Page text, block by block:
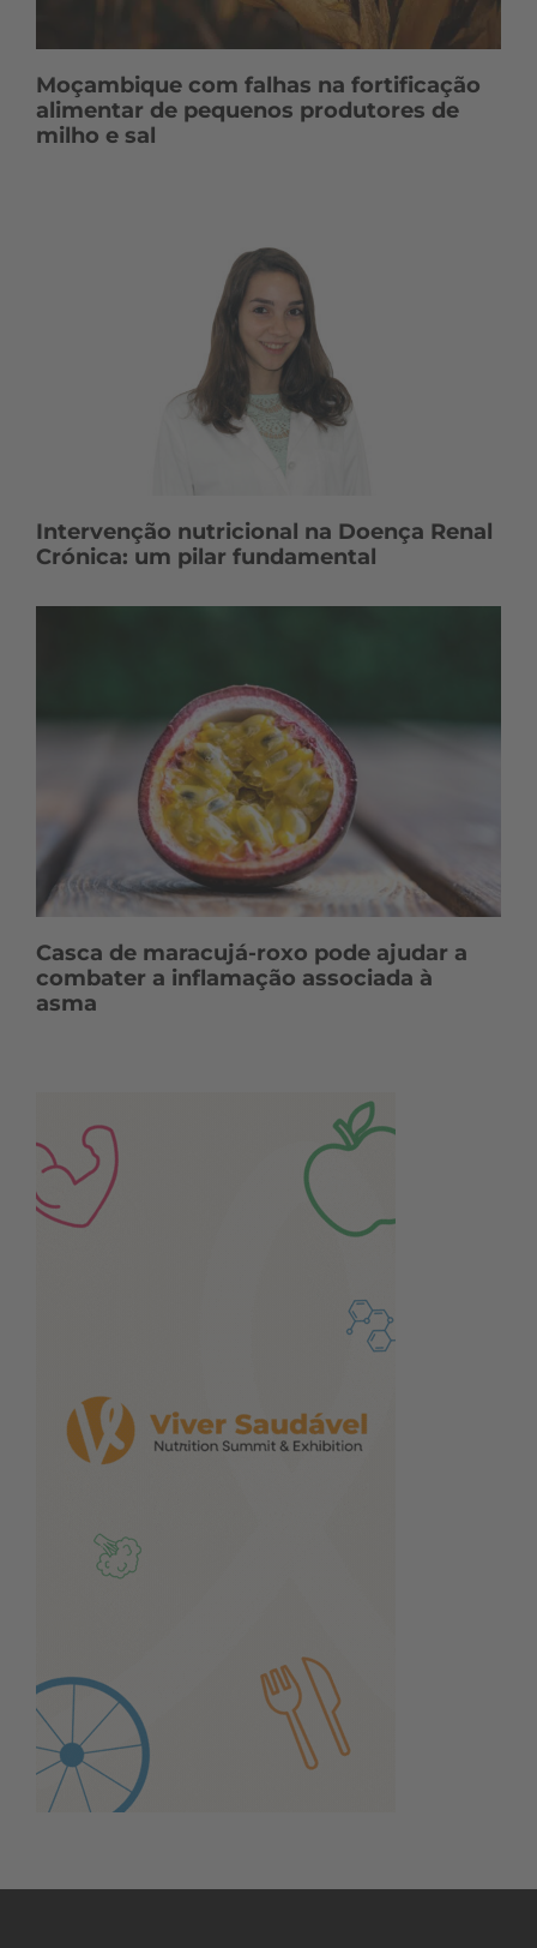
Moçambique com falhas na fortificação
alimentar de pequenos produtores de
milho e sal
Intervenção nutricional na Doença Renal
Crónica: um pilar fundamental
Casca de maracujá-roxo pode ajudar a
combater a inflamação associada à
asma